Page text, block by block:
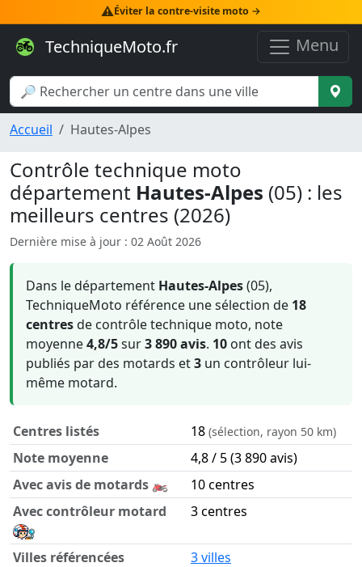
⚠️Éviter la contre-visite moto →
TechniqueMoto.fr Menu
Accueil Hautes-Alpes
Contrôle technique moto
département Hautes-Alpes (05) : les
meilleurs centres (2026)
Dernière mise à jour : 02 Août 2026
Dans le département Hautes-Alpes(05),
TechniqueMoto référence une sélection de 18
centresde contrôle technique moto, note
moyenne4,8/5sur3 890 avis. 10 ont des avis
publiés par des motards et3 un contrôleur lui-
même motard.
Centres listés 18 (sélection, rayon 50 km)
Note moyenne
4,8 / 5 (3 890 avis)
Avec avis de motards 🏍️
10 centres
Avec contrôleur motard
3 centres
Villes référencées
3 villes